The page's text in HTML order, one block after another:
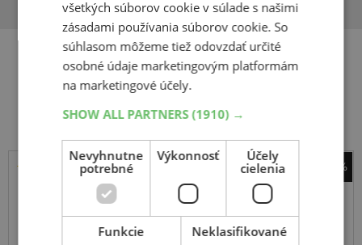
Súvisiace produkty
-42%
Matador
Hectorra Van
195 106/104R C
všetkých súborov cookie v súlade s našimi
zásadami používania súborov cookie. So
súhlasom môžeme tiež odovzdať určité
osobné údaje marketingovým platformám
na marketingové účely.
SHOW ALL PARTNERS(1910) →
Nevyhnutne
potrebné
Výkonnosť
Účely
cielenia
Funkcie Neklasifikované